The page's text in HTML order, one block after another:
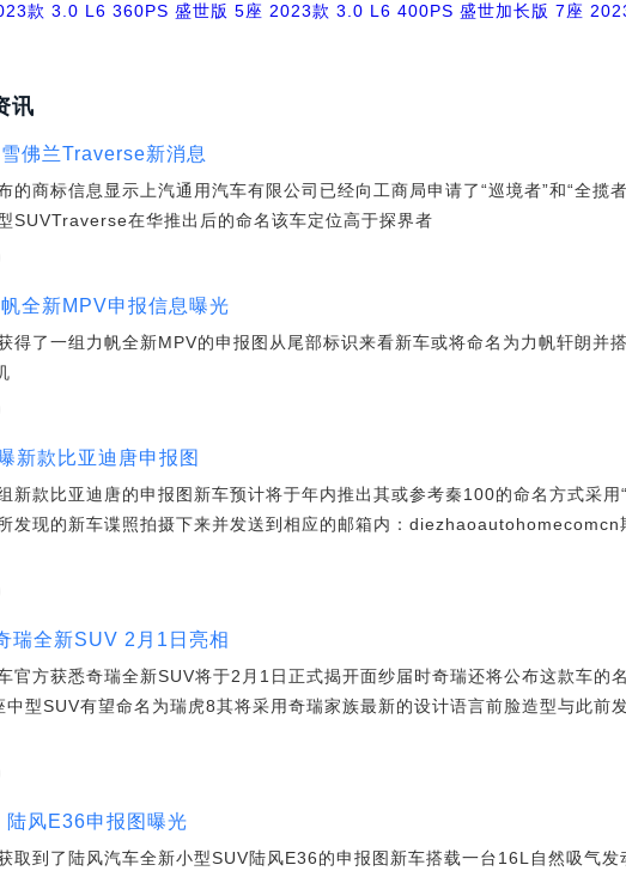
款 3.0 L6 360PS 盛世版 5座 2023款 3.0 L6 400PS 盛世加长版 7座
讯
佛兰Traverse新消息
的商标信息显示上汽通用汽车有限公司已经向工商局申请了“巡境者”和“全揽
SUVTraverse在华推出后的命名该车定位高于探界者
全新MPV申报信息曝光
得了一组力帆全新MPV的申报图从尾部标识来看新车或将命名为力帆轩朗并
新款比亚迪唐申报图
新款比亚迪唐的申报图新车预计将于年内推出其或参考秦100的命名方式采
发现的新车谍照拍摄下来并发送到相应的邮箱内：diezhaoautohomecomcn
瑞全新SUV 2月1日亮相
官方获悉奇瑞全新SUV将于2月1日正式揭开面纱届时奇瑞还将公布这款车的
中型SUV有望命名为瑞虎8其将采用奇瑞家族最新的设计语言前脸造型与此前
陆风E36申报图曝光
取到了陆风汽车全新小型SUV陆风E36的申报图新车搭载一台16L自然吸气